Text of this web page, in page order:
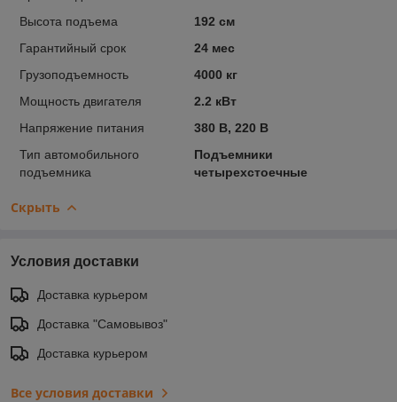
Высота подъема
192 см
Гарантийный срок
24 мес
Грузоподъемность
4000 кг
Мощность двигателя
2.2 кВт
Напряжение питания
380 В, 220 В
Тип автомобильного
подъемника
Подъемники
четырехстоечные
Скрыть
Условия доставки
Доставка курьером
Доставка "Самовывоз"
Доставка курьером
Все условия доставки